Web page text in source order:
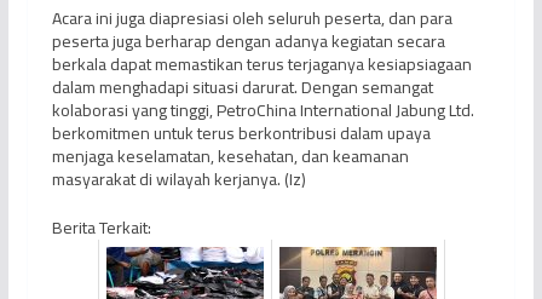
Acara ini juga diapresiasi oleh seluruh peserta, dan para
peserta juga berharap dengan adanya kegiatan secara
berkala dapat memastikan terus terjaganya kesiapsiagaan
dalam menghadapi situasi darurat. Dengan semangat
kolaborasi yang tinggi, PetroChina International Jabung Ltd.
berkomitmen untuk terus berkontribusi dalam upaya
menjaga keselamatan, kesehatan, dan keamanan
masyarakat di wilayah kerjanya. (Iz)
Berita Terkait: